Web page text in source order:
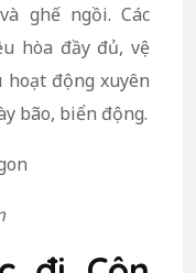
ghế ngồi. Các
hòa đầy đủ, vệ
hoạt động xuyên
bão, biển động.